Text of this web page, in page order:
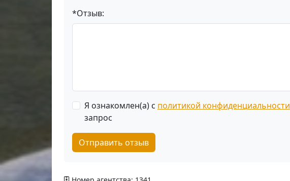
*Отзыв:
Я ознакомлен(а) с политикой конфиденциальности
запрос
Отправить отзыв